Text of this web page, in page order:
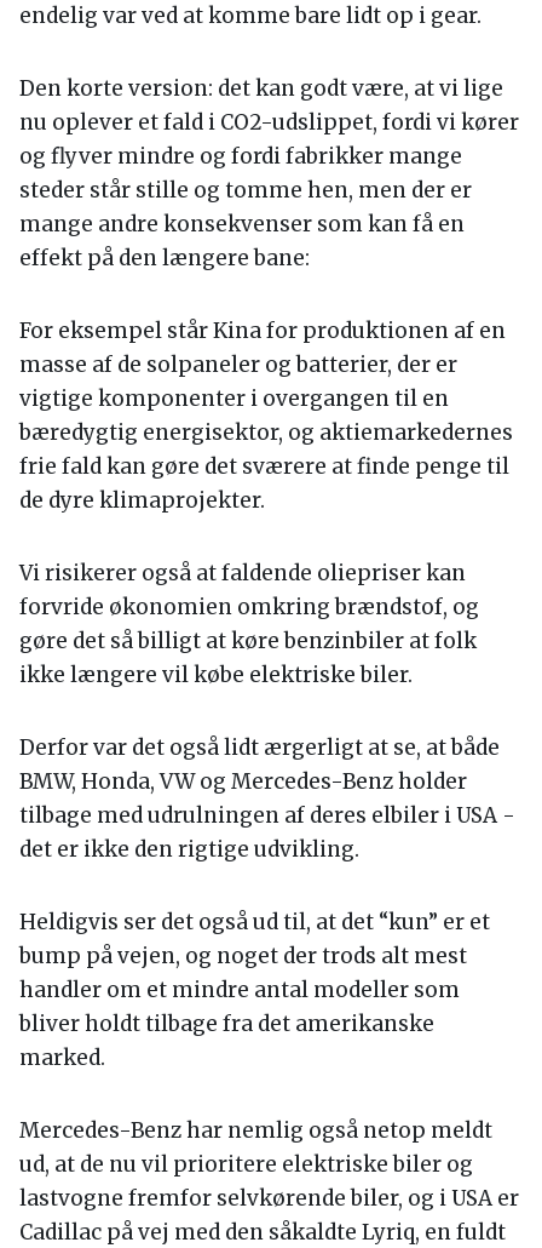
endelig var ved at komme bare lidt op i gear.
Den korte version: det kan godt være, at vi lige
nu oplever et fald i CO2-udslippet, fordi vi kører
og flyver mindre og fordi fabrikker mange
steder står stille og tomme hen, men der er
mange andre konsekvenser som kan få en
effekt på den længere bane:
For eksempel står Kina for produktionen af en
masse af de solpaneler og batterier, der er
vigtige komponenter i overgangen til en
bæredygtig energisektor, og aktiemarkedernes
frie fald kan gøre det sværere at finde penge til
de dyre klimaprojekter.
Vi risikerer også at faldende oliepriser kan
forvride økonomien omkring brændstof, og
gøre det så billigt at køre benzinbiler at folk
ikke længere vil købe elektriske biler.
Derfor var det også lidt ærgerligt at se, at både
BMW, Honda, VW og Mercedes-Benz holder
tilbage med udrulningen af deres elbiler i USA -
det er ikke den rigtige udvikling.
Heldigvis ser det også ud til, at det “kun” er et
bump på vejen, og noget der trods alt mest
handler om et mindre antal modeller som
bliver holdt tilbage fra det amerikanske
marked.
Mercedes-Benz har nemlig også netop meldt
ud, at de nu vil prioritere elektriske biler og
lastvogne fremfor selvkørende biler, og i USA er
Cadillac på vej med den såkaldte Lyriq, en fuldt